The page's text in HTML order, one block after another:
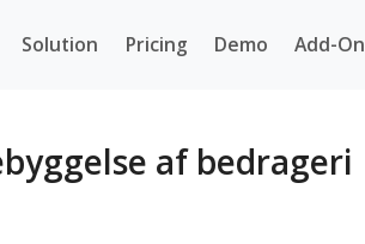
Solution Pricing Demo Add-On
af bedrageri